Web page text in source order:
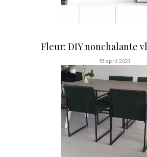
Fleur: DIY nonchalante
19 april 2021